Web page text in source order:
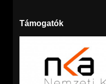
Támogatók